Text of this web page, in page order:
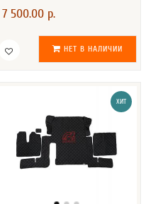
7 500.00 р.
НЕТ В НАЛИЧИИ
ХИТ